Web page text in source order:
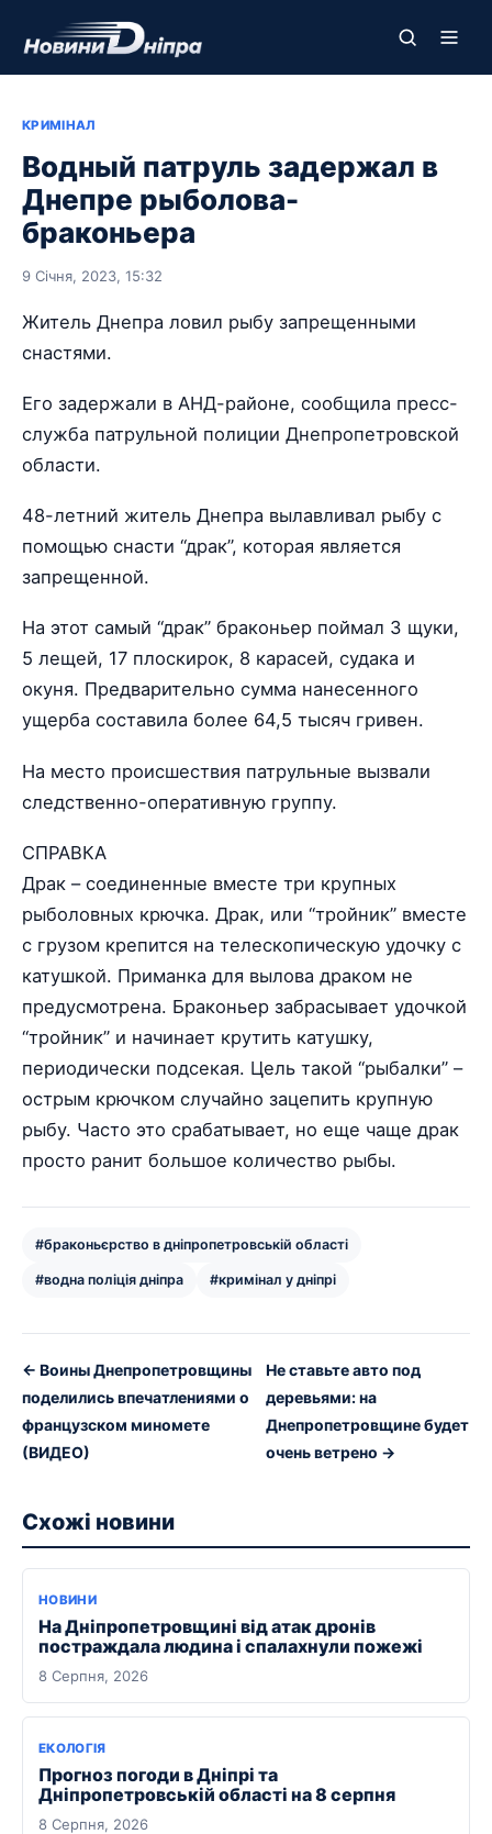
КРИМІНАЛ
Водный патруль задержал в
Днепре рыболова-
браконьера
9 Січня, 2023, 15:32
Житель Днепра ловил рыбу запрещенными
снастями.
Его задержали в АНД-районе, сообщила пресс-
служба патрульной полиции Днепропетровской
области.
48-летний житель Днепра вылавливал рыбу с
помощью снасти “драк”, которая является
запрещенной.
На этот самый “драк” браконьер поймал 3 щуки,
5 лещей, 17 плоскирок, 8 карасей, судака и
окуня. Предварительно сумма нанесенного
ущерба составила более 64,5 тысяч гривен.
На место происшествия патрульные вызвали
следственно-оперативную группу.
СПРАВКА
Драк – соединенные вместе три крупных
рыболовных крючка. Драк, или “тройник” вместе
с грузом крепится на телескопическую удочку с
катушкой. Приманка для вылова драком не
предусмотрена. Браконьер забрасывает удочкой
“тройник” и начинает крутить катушку,
периодически подсекая. Цель такой “рыбалки” –
острым крючком случайно зацепить крупную
рыбу. Часто это срабатывает, но еще чаще драк
просто ранит большое количество рыбы.
#браконьєрство в дніпропетровській області
#водна поліція дніпра #кримінал у дніпрі
← Воины Днепропетровщины
поделились впечатлениями о
французском миномете
(ВИДЕО)
Не ставьте авто под
деревьями: на
Днепропетровщине будет
очень ветрено →
Схожі новини
НОВИНИ
На Дніпропетровщині від атак дронів
постраждала людина і спалахнули пожежі
8 Серпня, 2026
ЕКОЛОГІЯ
Прогноз погоди в Дніпрі та
Дніпропетровській області на 8 серпня
8 Серпня, 2026